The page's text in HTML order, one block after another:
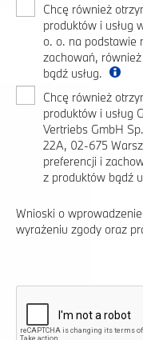
Chcę również
produktów i usług
o. o. na podstawie
zachowań,
bądź usług.
Chcę również
produktów i usług
Vertriebs GmbH
22A, 02-675
preferencji i
z produktów bądź
Wnioski o
wyrażeniu zgody oraz